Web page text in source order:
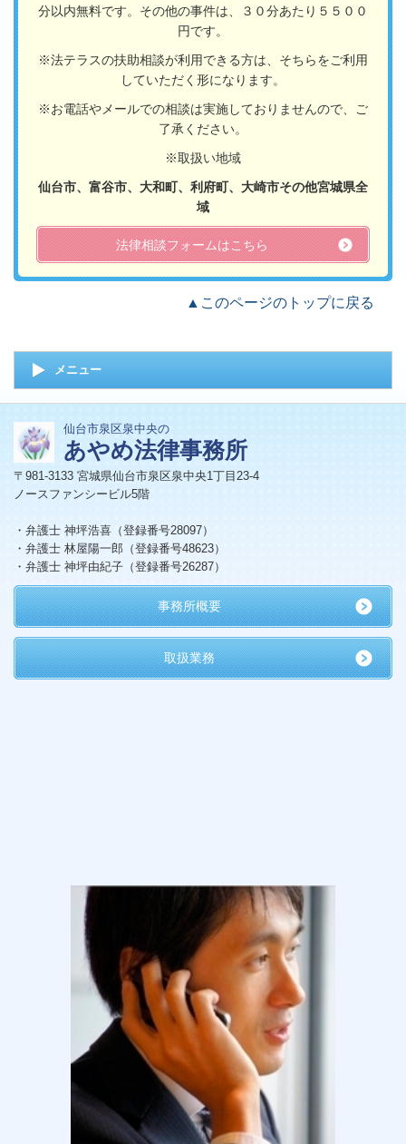
分以内無料です。その他の事件は、３０分あたり５５００
円です。
※法テラスの扶助相談が利用できる方は、そちらをご利用
していただく形になります。
※お電話やメールでの相談は実施しておりませんので、ご
了承ください。
※取扱い地域
仙台市、富谷市、大和町、利府町、大崎市その他宮城県全
域
法律相談フォームはこちら
▲このページのトップに戻る
メニュー
仙台市泉区泉中央の
あやめ法律事務所
〒981-3133 宮城県仙台市泉区泉中央1丁目23-4
ノースファンシービル5階
・弁護士 神坪浩喜（登録番号28097）
・弁護士 林屋陽一郎（登録番号48623）
・弁護士 神坪由紀子（登録番号26287）
事務所概要
取扱業務